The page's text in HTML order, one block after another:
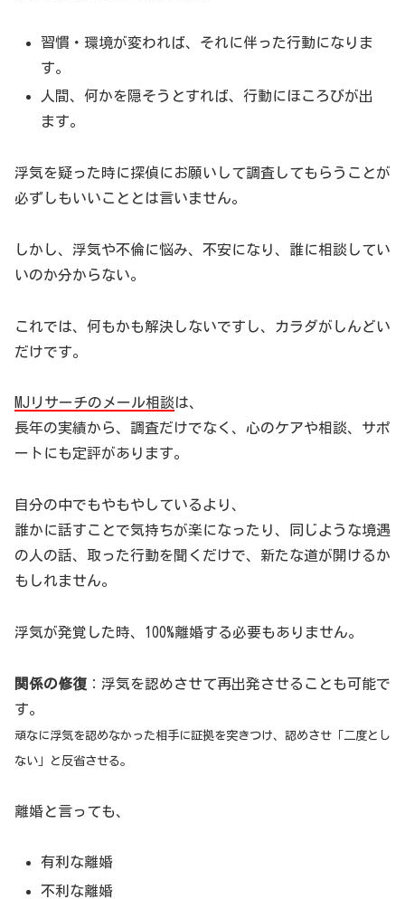
習慣・環境が変われば、それに伴った行動になりま
す。
人間、何かを隠そうとすれば、行動にほころびが出
ます。
浮気を疑った時に探偵にお願いして調査してもらうことが
必ずしもいいこととは言いません。
しかし、浮気や不倫に悩み、不安になり、誰に相談してい
いのか分からない。
これでは、何もかも解決しないですし、カラダがしんどい
だけです。
MJリサーチのメール相談は、
長年の実績から、調査だけでなく、心のケアや相談、サポ
ートにも定評があります。
自分の中でもやもやしているより、
誰かに話すことで気持ちが楽になったり、同じような境遇
の人の話、取った行動を聞くだけで、新たな道が開けるか
もしれません。
浮気が発覚した時、100%離婚する必要もありません。
関係の修復 ：浮気を認めさせて再出発させることも可能で
す。
頑なに浮気を認めなかった相手に証拠を突きつけ、認めさせ「二度とし
ない」と反省させる。
離婚と言っても、
有利な離婚
不利な離婚